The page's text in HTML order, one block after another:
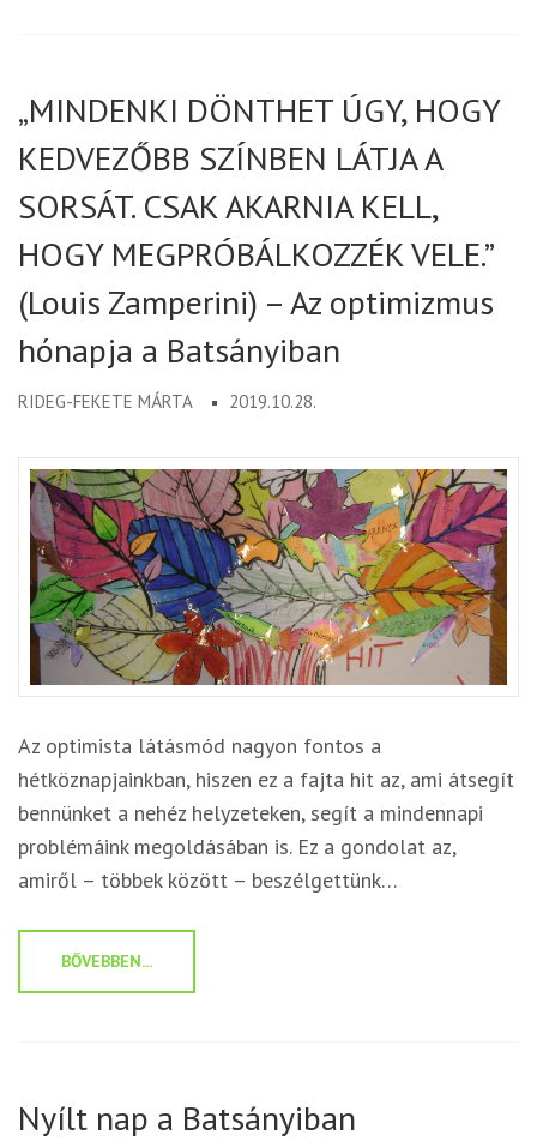
„MINDENKI DÖNTHET ÚGY, HOGY
KEDVEZŐBB SZÍNBEN LÁTJA A
SORSÁT. CSAK AKARNIA KELL,
HOGY MEGPRÓBÁLKOZZÉK VELE.”
(Louis Zamperini) – Az optimizmus
hónapja a Batsányiban
RIDEG-FEKETE MÁRTA 2019.10.28.
Az optimista látásmód nagyon fontos a
hétköznapjainkban, hiszen ez a fajta hit az, ami átsegít
bennünket a nehéz helyzeteken, segít a mindennapi
problémáink megoldásában is. Ez a gondolat az,
amiről – többek között – beszélgettünk…
BŐVEBBEN...
Nyílt nap a Batsányiban